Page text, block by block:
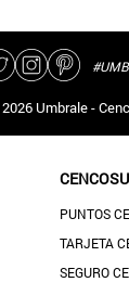
2026 Umbrale -
PUNTOS
TARJETA
SEGURO